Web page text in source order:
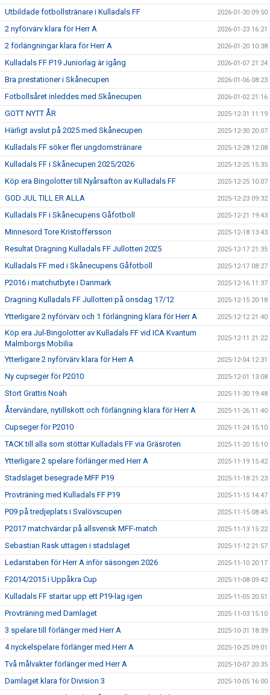
Utbildade fotbollstränare i Kulladals FF 2026-01-30 09:50
2 nyförvärv klara för Herr A 2026-01-23 16:21
2 förlängningar klara för Herr A 2026-01-20 10:38
Kulladals FF P19 Juniorlag är igång 2026-01-07 21:24
Bra prestationer i Skånecupen 2026-01-06 08:23
Fotbollsåret inleddes med Skånecupen 2026-01-02 21:16
GOTT NYTT ÅR 2025-12-31 11:19
Härligt avslut på 2025 med Skånecupen 2025-12-30 20:07
Kulladals FF söker fler ungdomstränare 2025-12-28 12:08
Kulladals FF i Skånecupen 2025/2026 2025-12-25 15:35
Köp era Bingolotter till Nyårsafton av Kulladals FF 2025-12-25 10:07
GOD JUL TILL ER ALLA 2025-12-23 09:32
Kulladals FF i Skånecupens Gåfotboll 2025-12-21 19:43
Minnesord Tore Kristoffersson 2025-12-18 13:43
Resultat Dragning Kulladals FF Jullotteri 2025 2025-12-17 21:35
Kulladals FF med i Skånecupens Gåfotboll 2025-12-17 08:27
P2016 i matchutbyte i Danmark 2025-12-16 11:37
Dragning Kulladals FF Jullotteri på onsdag 17/12 2025-12-15 20:18
Ytterligare 2 nyförvärv och 1 förlängning klara för Herr A 2025-12-12 21:40
Köp era Jul-Bingolotter av Kulladals FF vid ICA Kvantum
Malmborgs Mobilia
2025-12-11 21:22
Ytterligare 2 nyförvärv klara för Herr A 2025-12-04 12:31
Ny cupseger för P2010 2025-12-01 13:08
Stort Grattis Noah 2025-11-30 19:48
Återvändare, nytillskott och förlängning klara för Herr A 2025-11-26 11:40
Cupseger för P2010 2025-11-24 15:10
TACK till alla som stöttar Kulladals FF via Gräsroten 2025-11-20 15:10
Ytterligare 2 spelare förlänger med Herr A 2025-11-19 15:42
Stadslaget besegrade MFF P19 2025-11-18 21:23
Provträning med Kulladals FF P19 2025-11-15 14:47
P09 på tredjeplats i Svalövscupen 2025-11-15 08:45
P2017 matchvärdar på allsvensk MFF-match 2025-11-13 15:22
Sebastian Rask uttagen i stadslaget 2025-11-12 21:57
Ledarstaben för Herr A inför säsongen 2026 2025-11-10 20:17
F2014/2015 i Uppåkra Cup 2025-11-08 09:42
Kulladals FF startar upp ett P19-lag igen 2025-11-05 20:51
Provträning med Damlaget 2025-11-03 15:10
3 spelare till förlänger med Herr A 2025-10-31 18:39
4 nyckelspelare förlänger med Herr A 2025-10-25 09:01
Två målvakter förlänger med Herr A 2025-10-07 20:35
Damlaget klara för Division 3 2025-10-05 16:00